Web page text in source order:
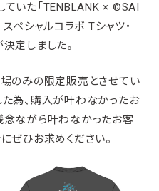
ていた「TENBLANK × ©SAI
ペシャルコラボ Tシャツ・
定しました。
のみの限定販売とさせてい
為、購入が叶わなかったお
念ながら叶わなかったお客
ぜひお求めください。